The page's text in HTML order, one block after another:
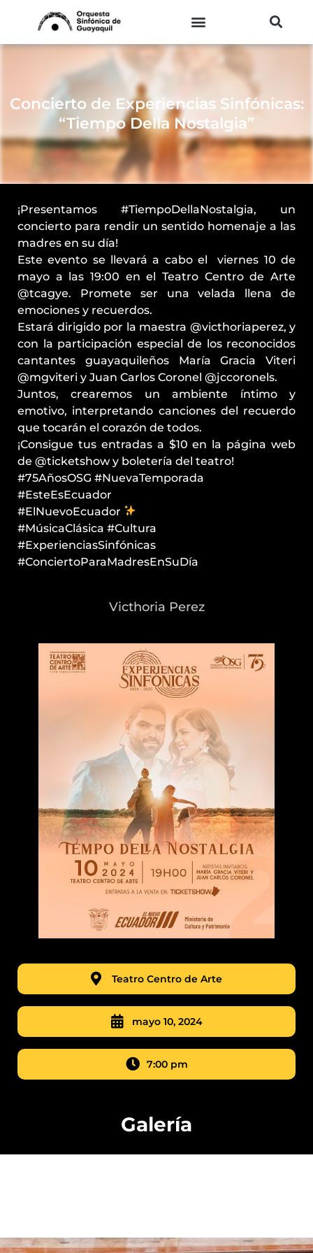
contenido
Concierto de Experiencias Sinfónicas:
“Tiempo Della Nostalgia”
¡Presentamos #TiempoDellaNostalgia, un
concierto para rendir un sentido homenaje a las
madres en su día!
Este evento se llevará a cabo el ️ viernes 10 de
mayo a las 19:00 en el Teatro Centro de Arte
@tcagye. Promete ser una velada llena de
emociones y recuerdos.
Estará dirigido por la maestra @victhoriaperez, y
con la participación especial de los reconocidos
cantantes guayaquileños María Gracia Viteri
@mgviteri y Juan Carlos Coronel @jccoronels.
Juntos, crearemos un ambiente íntimo y
emotivo, interpretando canciones del recuerdo
que tocarán el corazón de todos.
¡Consigue tus entradas a $10 en la página web
de @ticketshow y boletería del teatro!
#75AñosOSG #NuevaTemporada
#EsteEsEcuador
#ElNuevoEcuador
#MúsicaClásica #Cultura
#ExperienciasSinfónicas
#ConciertoParaMadresEnSuDía
Victhoria Perez
Teatro Centro de Arte
mayo 10, 2024
7:00 pm
Galería